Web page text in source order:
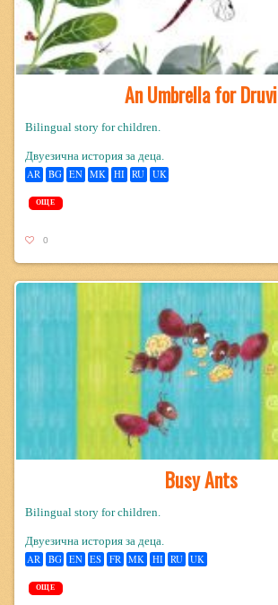
An Umbrella for Druvi
Bilingual story for children.
Двуезична история за деца.
AR BG EN MK HI RU UK
ОЩЕ
0
Busy Ants
Bilingual story for children.
Двуезична история за деца.
AR BG EN ES FR MK HI RU UK
ОЩЕ